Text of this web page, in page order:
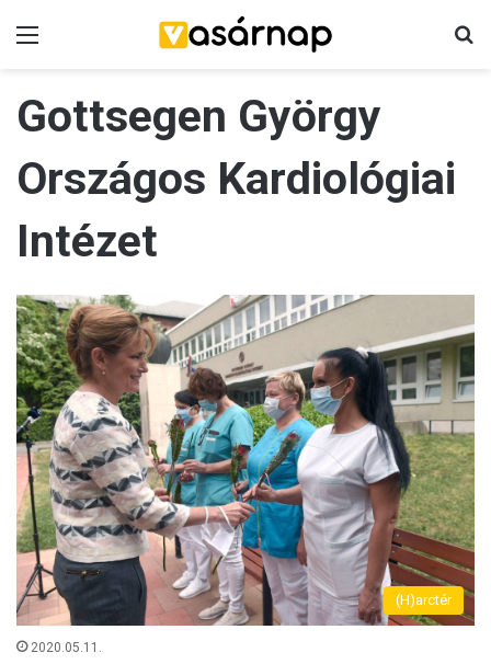
Gottsegen György
Országos Kardiológiai
Intézet
(H)arctér
2020.05.11.